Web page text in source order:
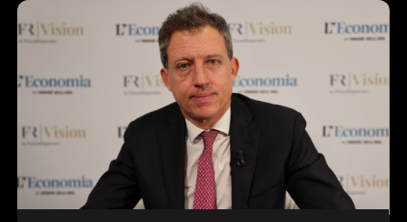
Utilizziamo i cookie per personalizzare contenuti ed
fornire funzionalità dei social media e per analizzare il nostro
traffico. Condividiamo inoltre informazioni sul modo in cui
nostro sito con i nostri partner che si occupano di analisi dei
web, pubblicità e social media, i quali potrebbero combinarle
altre informazioni che ha fornito loro o che hanno raccolto
utilizzo dei loro servizi.
Mostra